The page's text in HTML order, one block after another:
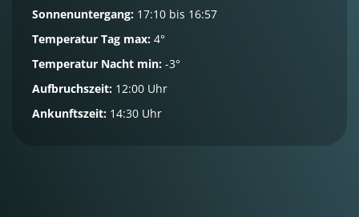
Sonnenuntergang: 17:10 bis 16:57
Temperatur Tag max: 4°
Temperatur Nacht min: -3°
Aufbruchszeit: 12:00 Uhr
Ankunftszeit: 14:30 Uhr